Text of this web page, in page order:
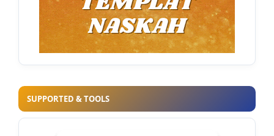
SUPPORTED & TOOLS